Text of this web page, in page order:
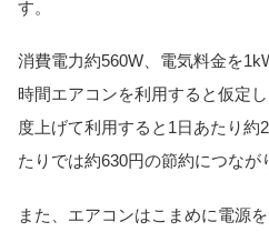
す。
消費電力約560W、電気料金を
時間エアコンを利用すると仮定
度上げて利用すると1日あたり約
たりでは約630円の節約につなが
また、エアコンはこまめに電源